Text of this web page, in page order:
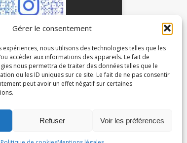
Gérer le consentement
nous utilisons des technologies telles que les
accéder aux informations des appareils. Le fait de
nous permettra de traiter des données telles que le
ou les ID uniques sur ce site. Le fait de ne pas consentir
peut avoir un effet négatif sur certaines
Refuser Voir les préférences